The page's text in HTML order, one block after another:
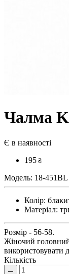
Чалма
Є в наявності
195 ₴
Модель: 18-451BL
Колір:
Матеріал:
Розмір - 56-58.
Жіночий
використовувати
Кількість